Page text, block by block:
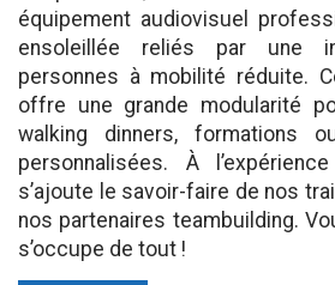
équipement audiovisuel
ensoleillée reliés par une
personnes à mobilité réduite.
offre une grande modularité
walking dinners, formations
personnalisées. À
s’ajoute le savoir-faire de nos
nos partenaires teambuilding.
s’occupe de tout !